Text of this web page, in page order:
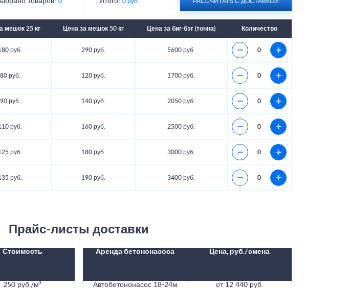
мешок 25 кг Цена за мешок 50 кг Цена за биг-бэг (тонна) Количество
руб. 290 руб. 5600 руб.
80 руб. 120 руб. 1700 руб.
90 руб. 140 руб. 2050 руб.
руб. 160 руб. 2500 руб.
руб. 180 руб. 3000 руб.
руб. 190 руб. 3400 руб.
Прайс-листы доставки
Стоимость
250 руб./м³
Аренда бетононасоса Цена, руб./смена
Автобетононасос 18-24м от 12 440 руб.